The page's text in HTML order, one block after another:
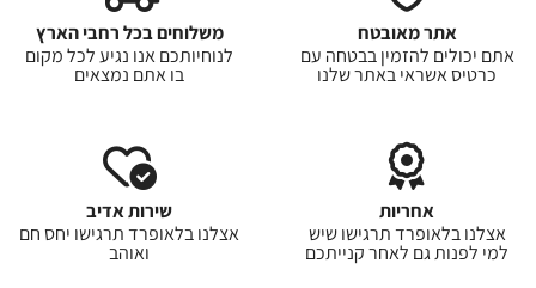
אתר מאובטח
אתם יכולים להזמין בבטחה עם
כרטיס אשראי באתר שלנו
משלוחים בכל רחבי הארץ
לנוחיותכם אנו נגיע לכל מקום
בו אתם נמצאים
אחריות
אצלנו בלאופרד תרגישו שיש
למי לפנות גם לאחר קנייתכם
שירות אדיב
אצלנו בלאופרד תרגישו יחס חם
ואוהב